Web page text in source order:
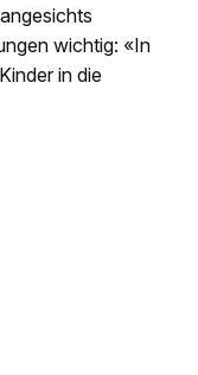
wichtig: «In
in die